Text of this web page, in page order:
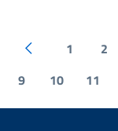
1 2
9
10 11